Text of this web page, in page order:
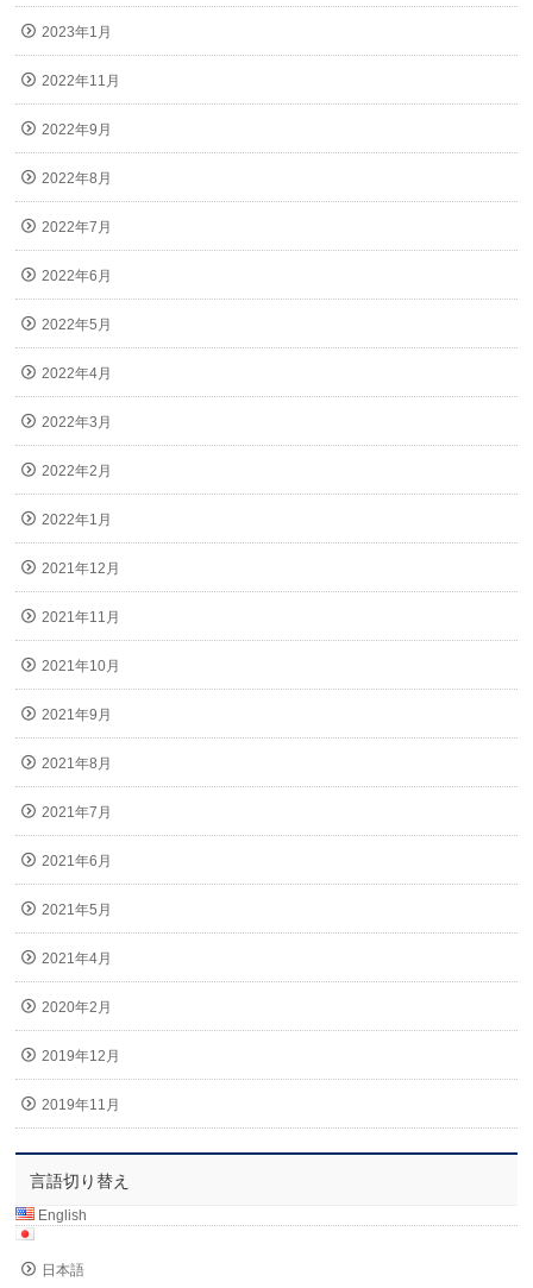
2023年1月
2022年11月
2022年9月
2022年8月
2022年7月
2022年6月
2022年5月
2022年4月
2022年3月
2022年2月
2022年1月
2021年12月
2021年11月
2021年10月
2021年9月
2021年8月
2021年7月
2021年6月
2021年5月
2021年4月
2020年2月
2019年12月
2019年11月
言語切り替え
English
日本語